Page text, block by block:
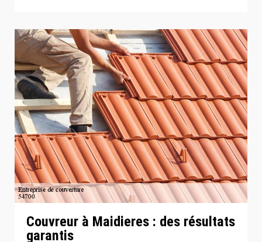
Couvreur à Maidieres : des résultats
garantis